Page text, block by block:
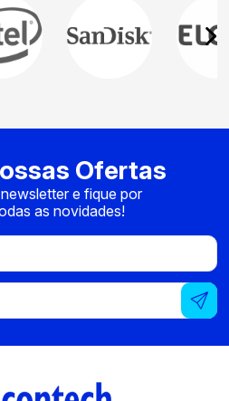
Ofertas
e fique por
as novidades!